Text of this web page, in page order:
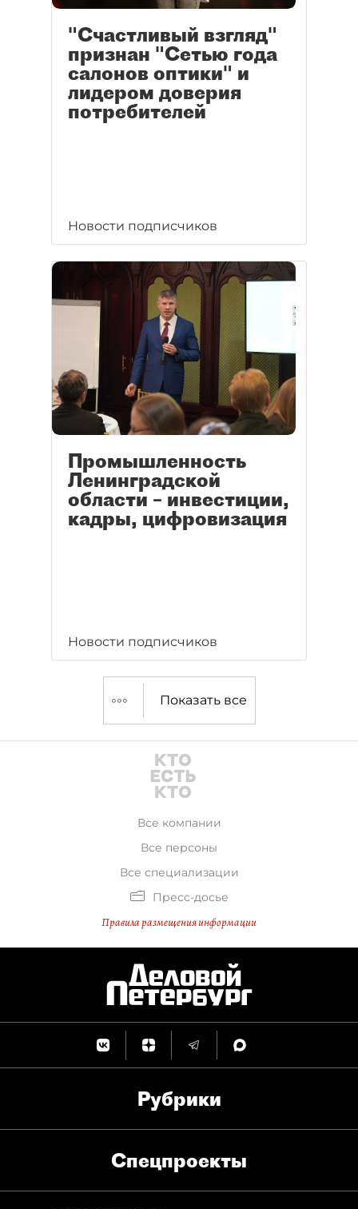
"Счастливый взгляд"
признан "Сетью года
салонов оптики" и
лидером доверия
потребителей
Новости подписчиков
Промышленность
Ленинградской
области – инвестиции,
кадры, цифровизация
Новости подписчиков
Показать все
Все компании
Все персоны
Все специализации
Пресс-досье
Правила размещения информации
Рубрики
Спец­проекты